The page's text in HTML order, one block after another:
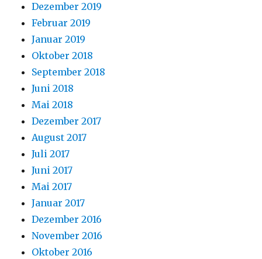
Dezember 2019
Februar 2019
Januar 2019
Oktober 2018
September 2018
Juni 2018
Mai 2018
Dezember 2017
August 2017
Juli 2017
Juni 2017
Mai 2017
Januar 2017
Dezember 2016
November 2016
Oktober 2016